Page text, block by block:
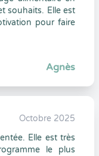
souhaits. Elle est
pour faire
Agnès
Octobre 2025
Elle est très
le plus